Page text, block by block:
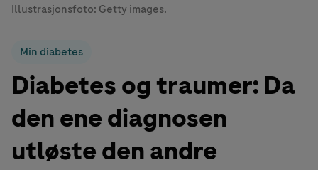
Illustrasjonsfoto: Getty images.
Min diabetes
Diabetes og traumer: Da
den ene diagnosen
utløste den andre